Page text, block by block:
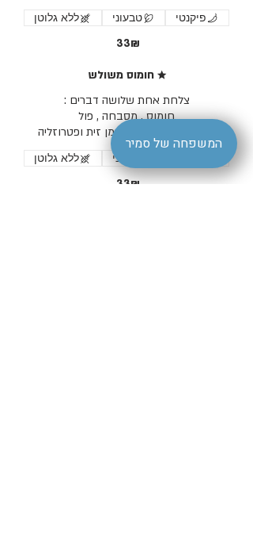
‏33 ‏₪
פיקנטי טבעוני ללא גלוטן
★ חומוס משולש
רוטב טיטבילה, כמון שמן זית ופטרוזליה
‏33 ‏₪
טבעוני ללא גלוטן
המשפחה של סמיר